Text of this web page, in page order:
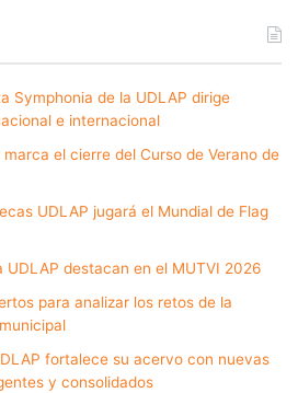
Symphonia de la UDLAP dirige
e internacional
el cierre del Curso de Verano de
UDLAP jugará el Mundial de Flag
UDLAP destacan en el MUTVI 2026
para analizar los retos de la
fortalece su acervo con nuevas
y consolidados